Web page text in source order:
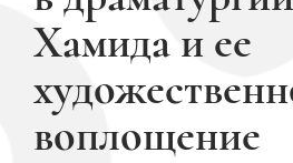
Хамида и ее
воплощение